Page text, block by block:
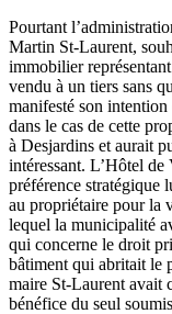
Pourtant
Martin St-Laurent,
immobilier
vendu à un tiers sans
manifesté son
dans le cas de cette
à Desjardins et aurait
intéressant. L’Hôtel
préférence stratégique
au propriétaire pour la
lequel la municipalité
qui concerne le droit
bâtiment qui abritait le
maire St-Laurent avait
bénéfice du seul